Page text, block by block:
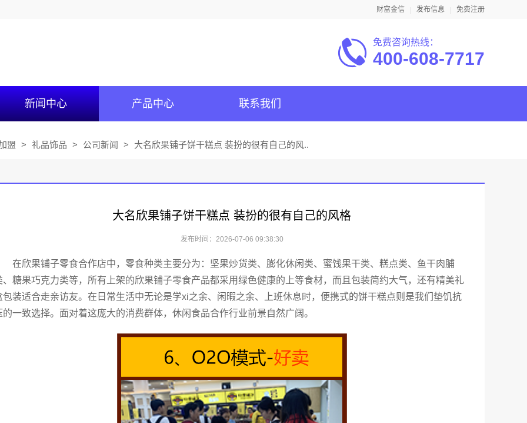
财富金信 发布信息 免费注册
免费咨询热线：
400-608-7717
新闻中心 产品中心 联系我们
盟 > 礼品饰品 > 公司新闻 > 大名欣果铺子饼干糕点 装扮的很有自己的风..
大名欣果铺子饼干糕点 装扮的很有自己的风格
发布时间：2026-07-06 09:38:30
在欣果铺子零食合作店中，零食种类主要分为：坚果炒货类、膨化休闲类、蜜饯果干类、糕点类、鱼干肉脯
、糖果巧克力类等，所有上架的欣果铺子零食产品都采用绿色健康的上等食材，而且包装简约大气，还有精美礼
包装适合走亲访友。在日常生活中无论是学xi之余、闲暇之余、上班休息时，便携式的饼干糕点则是我们垫饥抗
的一致选择。面对着这庞大的消费群体，休闲食品合作行业前景自然广阔。